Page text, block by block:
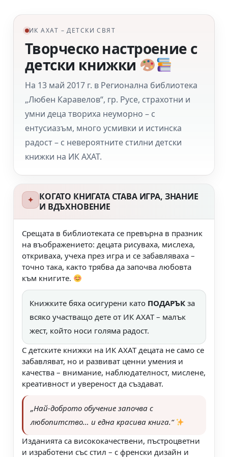
ИК АХАТ – ДЕТСКИ СВЯТ
Творческо настроение с
детски книжки
На 13 май 2017 г. в Регионална библиотека
„Любен Каравелов“, гр. Русе, страхотни и
умни деца твориха неуморно – с
ентусиазъм, много усмивки и истинска
радост – с невероятните стилни детски
книжки на ИК АХАТ.
✦
КОГАТО КНИГАТА СТАВА ИГРА, ЗНАНИЕ
И ВДЪХНОВЕНИЕ
Срещата в библиотеката се превърна в празник
на въображението: децата рисуваха, мислеха,
откриваха, учеха през игра и се забавляваха –
точно така, както трябва да започва любовта
към книгите.
Книжките бяха осигурени като ПОДАРЪК за
всяко участващо дете от ИК АХАТ – малък
жест, който носи голяма радост.
С детските книжки на ИК АХАТ децата не само се
забавляват, но и развиват ценни умения и
качества – внимание, наблюдателност, мислене,
креативност и увереност да създават.
„Най-доброто обучение започва с
любопитство… и една красива книга.“
Изданията са висококачествени, пъстроцветни
и изработени със стил – с френски дизайн и